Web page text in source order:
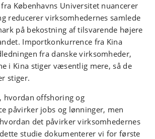
Københavns Universitet nuancerer
reducerer virksomhedernes samlede
på bekostning af tilsvarende højere
Importkonkurrence fra Kina
fra danske virksomheder,
i Kina stiger væsentlig mere, så de
stiger.
hvordan offshoring og
påvirker jobs og lønninger, men
det påvirker virksomhedernes
studie dokumenterer vi for første